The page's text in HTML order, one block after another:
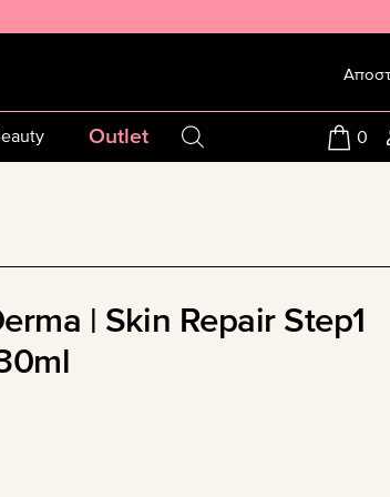
Outlet 0
| Skin Repair Step1